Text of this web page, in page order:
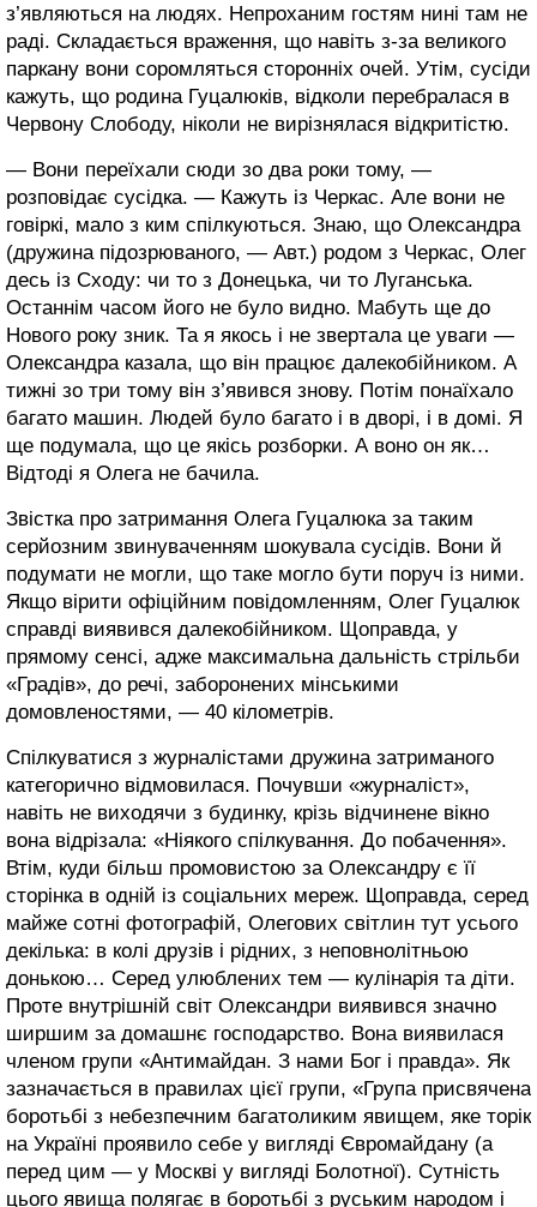
з’являються на людях. Непроханим гостям нині там не
раді. Складається враження, що навіть з-за великого
паркану вони соромляться сторонніх очей. Утім, сусіди
кажуть, що родина Гуцалюків, відколи перебралася в
Червону Слободу, ніколи не вирізнялася відкритістю.
— Вони переїхали сюди зо два роки тому, —
розповідає сусідка. — Кажуть із Черкас. Але вони не
говіркі, мало з ким спілкуються. Знаю, що Олександра
(дружина підозрюваного, — Авт.) родом з Черкас, Олег
десь із Сходу: чи то з Донецька, чи то Луганська.
Останнім часом його не було видно. Мабуть ще до
Нового року зник. Та я якось і не звертала це уваги —
Олександра казала, що він працює далекобійником. А
тижні зо три тому він з’явився знову. Потім понаїхало
багато машин. Людей було багато і в дворі, і в домі. Я
ще подумала, що це якісь розборки. А воно он як…
Відтоді я Олега не бачила.
Звістка про затримання Олега Гуцалюка за таким
серйозним звинуваченням шокувала сусідів. Вони й
подумати не могли, що таке могло бути поруч із ними.
Якщо вірити офіційним повідомленням, Олег Гуцалюк
справді виявився далекобійником. Щоправда, у
прямому сенсі, адже максимальна дальність стрільби
«Градів», до речі, заборонених мінськими
домовленостями, — 40 кілометрів.
Спілкуватися з журналістами дружина затриманого
категорично відмовилася. Почувши «журналіст»,
навіть не виходячи з будинку, крізь відчинене вікно
вона відрізала: «Ніякого спілкування. До побачення».
Втім, куди більш промовистою за Олександру є її
сторінка в одній із соціальних мереж. Щоправда, серед
майже сотні фотографій, Олегових світлин тут усього
декілька: в колі друзів і рідних, з неповнолітньою
донькою… Серед улюблених тем — кулінарія та діти.
Проте внутрішній світ Олександри виявився значно
ширшим за домашнє господарство. Вона виявилася
членом групи «Антимайдан. З нами Бог і правда». Як
зазначається в правилах цієї групи, «Група присвячена
боротьбі з небезпечним багатоликим явищем, яке торік
на Україні проявило себе у вигляді Євромайдану (а
перед цим — у Москві у вигляді Болотної). Сутність
цього явища полягає в боротьбі з руським народом і